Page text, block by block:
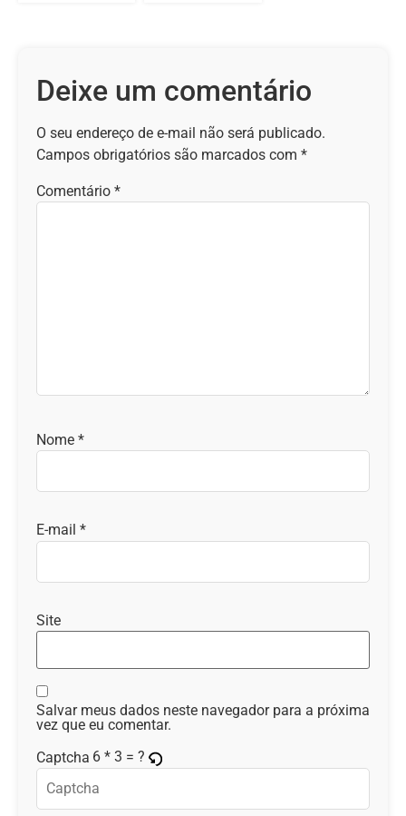
Deixe um comentário
O seu endereço de e-mail não será publicado.
Campos obrigatórios são marcados com *
Comentário *
Nome *
E-mail *
Site
Salvar meus dados neste navegador para a próxima
vez que eu comentar.
Captcha 6 * 3 = ?